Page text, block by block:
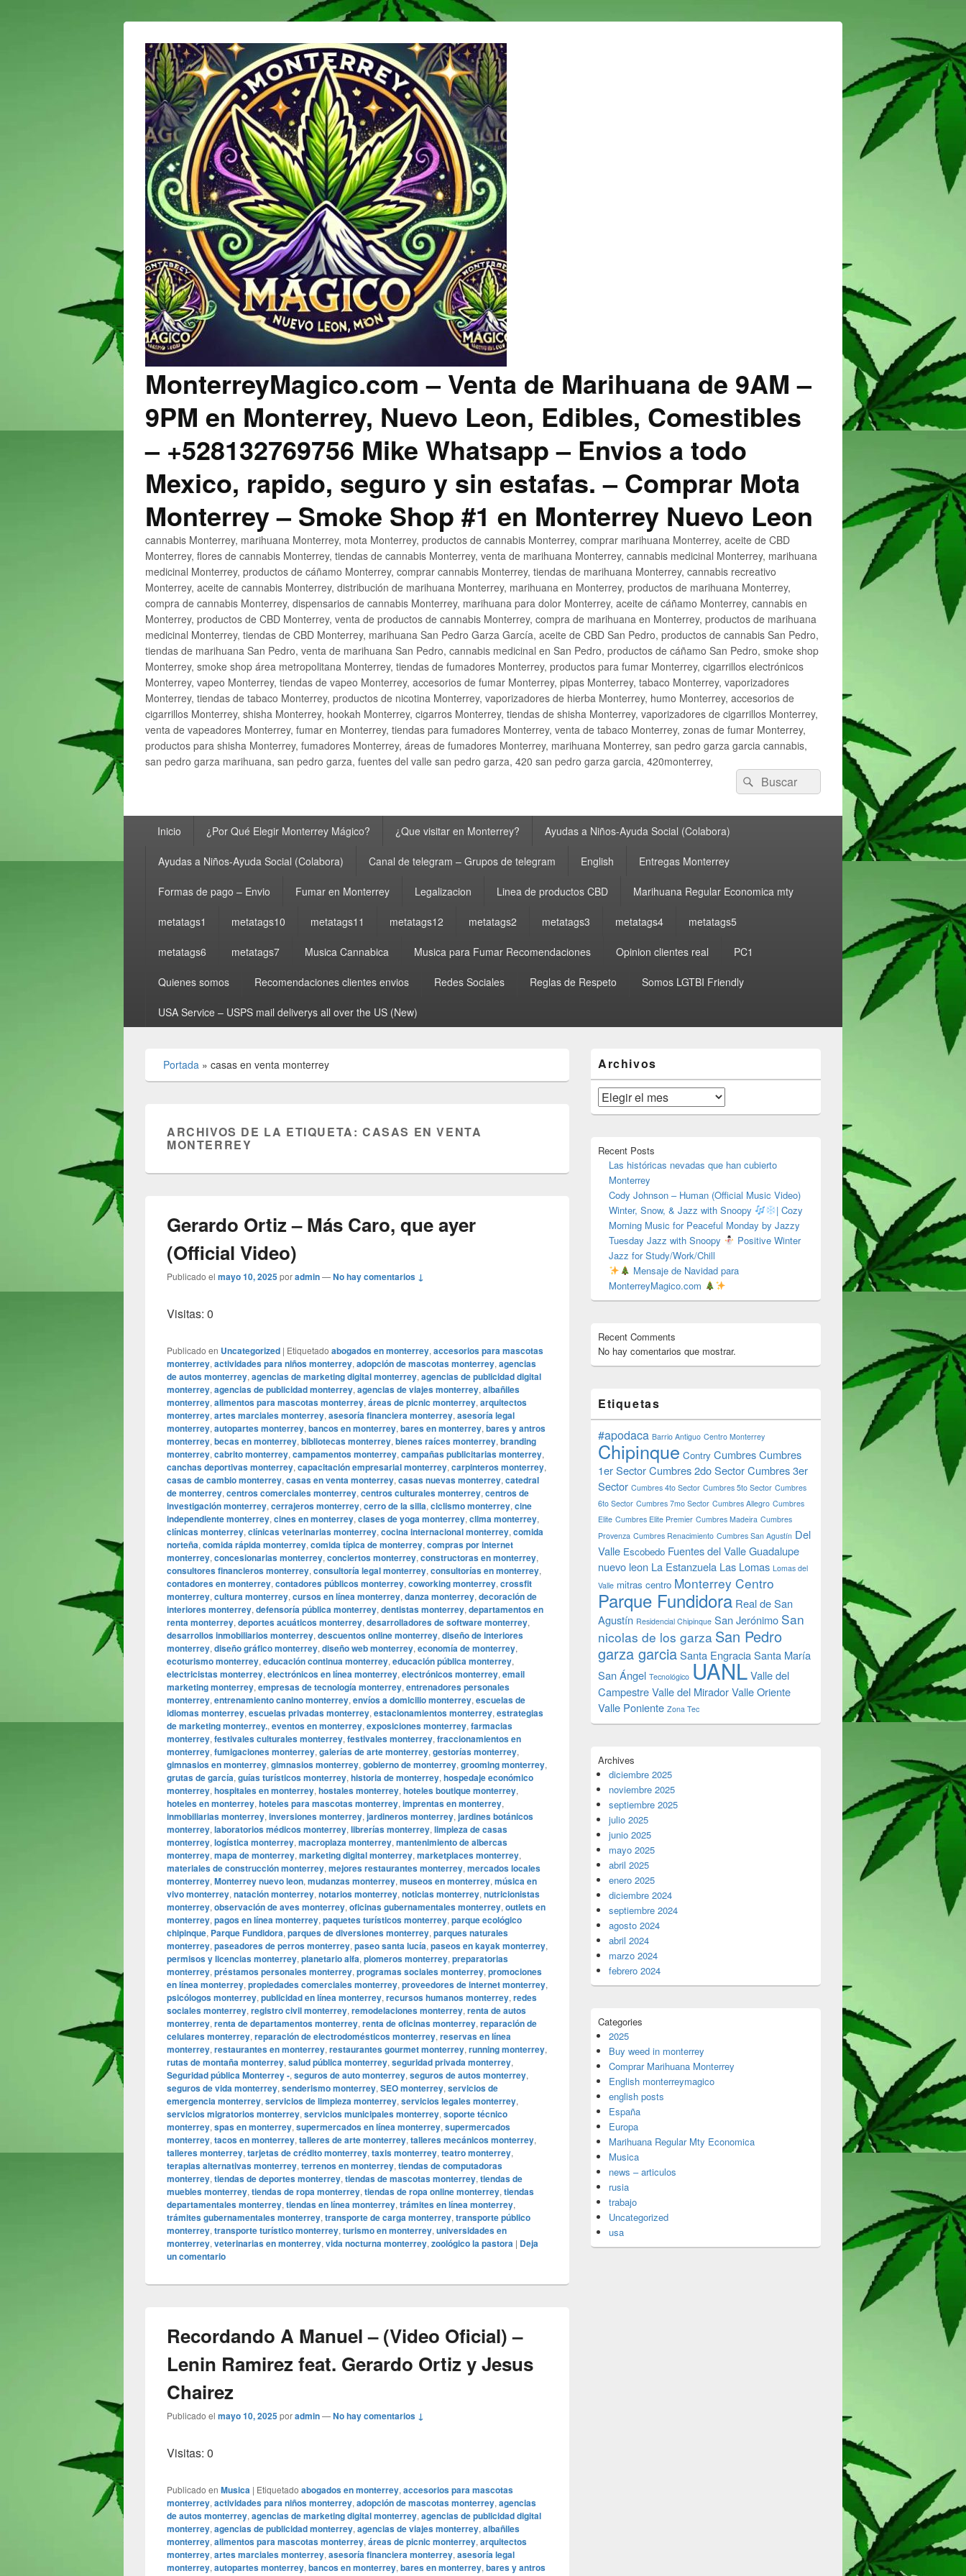
MonterreyMagico.com – Venta de Marihuana de 9AM –
9PM en Monterrey, Nuevo Leon, Edibles, Comestibles
– +528132769756 Mike Whatsapp – Envios a todo
Mexico, rapido, seguro y sin estafas. – Comprar Mota
Monterrey – Smoke Shop #1 en Monterrey Nuevo Leon
cannabis Monterrey, marihuana Monterrey, mota Monterrey, productos de cannabis Monterrey, comprar marihuana Monterrey, aceite de CBD
Monterrey, flores de cannabis Monterrey, tiendas de cannabis Monterrey, venta de marihuana Monterrey, cannabis medicinal Monterrey, marihuana
medicinal Monterrey, productos de cáñamo Monterrey, comprar cannabis Monterrey, tiendas de marihuana Monterrey, cannabis recreativo
Monterrey, aceite de cannabis Monterrey, distribución de marihuana Monterrey, marihuana en Monterrey, productos de marihuana Monterrey,
compra de cannabis Monterrey, dispensarios de cannabis Monterrey, marihuana para dolor Monterrey, aceite de cáñamo Monterrey, cannabis en
Monterrey, productos de CBD Monterrey, venta de productos de cannabis Monterrey, compra de marihuana en Monterrey, productos de marihuana
medicinal Monterrey, tiendas de CBD Monterrey, marihuana San Pedro Garza García, aceite de CBD San Pedro, productos de cannabis San Pedro,
tiendas de marihuana San Pedro, venta de marihuana San Pedro, cannabis medicinal en San Pedro, productos de cáñamo San Pedro, smoke shop
Monterrey, smoke shop área metropolitana Monterrey, tiendas de fumadores Monterrey, productos para fumar Monterrey, cigarrillos electrónicos
Monterrey, vapeo Monterrey, tiendas de vapeo Monterrey, accesorios de fumar Monterrey, pipas Monterrey, tabaco Monterrey, vaporizadores
Monterrey, tiendas de tabaco Monterrey, productos de nicotina Monterrey, vaporizadores de hierba Monterrey, humo Monterrey, accesorios de
cigarrillos Monterrey, shisha Monterrey, hookah Monterrey, cigarros Monterrey, tiendas de shisha Monterrey, vaporizadores de cigarrillos Monterrey,
venta de vapeadores Monterrey, fumar en Monterrey, tiendas para fumadores Monterrey, venta de tabaco Monterrey, zonas de fumar Monterrey,
productos para shisha Monterrey, fumadores Monterrey, áreas de fumadores Monterrey, marihuana Monterrey, san pedro garza garcia cannabis,
san pedro garza marihuana, san pedro garza, fuentes del valle san pedro garza, 420 san pedro garza garcia, 420monterrey,
Buscar
por:
Buscar
principalInicio ¿Por Qué Elegir Monterrey Mágico? ¿Que visitar en Monterrey? Ayudas a Niños-Ayuda Social (Colabora)
Ayudas a Niños-Ayuda Social (Colabora) Canal de telegram – Grupos de telegram English Entregas Monterrey
Formas de pago – Envio Fumar en Monterrey Legalizacion Linea de productos CBD Marihuana Regular Economica mty
metatags1 metatags10 metatags11 metatags12 metatags2 metatags3 metatags4 metatags5
metatags6 metatags7 Musica Cannabica Musica para Fumar Recomendaciones Opinion clientes real PC1
Quienes somos Recomendaciones clientes envios Redes Sociales Reglas de Respeto Somos LGTBI Friendly
USA Service – USPS mail deliverys all over the US (New)
Portada » casas en venta monterrey
ARCHIVOS DE LA ETIQUETA:CASAS EN VENTA
MONTERREY
Gerardo Ortiz – Más Caro, que ayer
(Official Video)
Publicado el mayo 10, 2025poradmin—No hay comentarios ↓
Visitas: 0
Publicado en Uncategorized | Etiquetado abogados en monterrey, accesorios para mascotas
monterrey, actividades para niños monterrey, adopción de mascotas monterrey, agencias
de autos monterrey, agencias de marketing digital monterrey, agencias de publicidad digital
monterrey, agencias de publicidad monterrey, agencias de viajes monterrey, albañiles
monterrey, alimentos para mascotas monterrey, áreas de picnic monterrey, arquitectos
monterrey, artes marciales monterrey, asesoría financiera monterrey, asesoría legal
monterrey, autopartes monterrey, bancos en monterrey, bares en monterrey, bares y antros
monterrey, becas en monterrey, bibliotecas monterrey, bienes raíces monterrey, branding
monterrey, cabrito monterrey, campamentos monterrey, campañas publicitarias monterrey,
canchas deportivas monterrey, capacitación empresarial monterrey, carpinteros monterrey,
casas de cambio monterrey, casas en venta monterrey, casas nuevas monterrey, catedral
de monterrey, centros comerciales monterrey, centros culturales monterrey, centros de
investigación monterrey, cerrajeros monterrey, cerro de la silla, ciclismo monterrey, cine
independiente monterrey, cines en monterrey, clases de yoga monterrey, clima monterrey,
clínicas monterrey, clínicas veterinarias monterrey, cocina internacional monterrey, comida
norteña, comida rápida monterrey, comida típica de monterrey, compras por internet
monterrey, concesionarias monterrey, conciertos monterrey, constructoras en monterrey,
consultores financieros monterrey, consultoría legal monterrey, consultorías en monterrey,
contadores en monterrey, contadores públicos monterrey, coworking monterrey, crossfit
monterrey, cultura monterrey, cursos en línea monterrey, danza monterrey, decoración de
interiores monterrey, defensoría pública monterrey, dentistas monterrey, departamentos en
renta monterrey, deportes acuáticos monterrey, desarrolladores de software monterrey,
desarrollos inmobiliarios monterrey, descuentos online monterrey, diseño de interiores
monterrey, diseño gráfico monterrey, diseño web monterrey, economía de monterrey,
ecoturismo monterrey, educación continua monterrey, educación pública monterrey,
electricistas monterrey, electrónicos en línea monterrey, electrónicos monterrey, email
marketing monterrey, empresas de tecnología monterrey, entrenadores personales
monterrey, entrenamiento canino monterrey, envíos a domicilio monterrey, escuelas de
idiomas monterrey, escuelas privadas monterrey, estacionamientos monterrey, estrategias
de marketing monterrey., eventos en monterrey, exposiciones monterrey, farmacias
monterrey, festivales culturales monterrey, festivales monterrey, fraccionamientos en
monterrey, fumigaciones monterrey, galerías de arte monterrey, gestorías monterrey,
gimnasios en monterrey, gimnasios monterrey, gobierno de monterrey, grooming monterrey,
grutas de garcía, guías turísticos monterrey, historia de monterrey, hospedaje económico
monterrey, hospitales en monterrey, hostales monterrey, hoteles boutique monterrey,
hoteles en monterrey, hoteles para mascotas monterrey, imprentas en monterrey,
inmobiliarias monterrey, inversiones monterrey, jardineros monterrey, jardines botánicos
monterrey, laboratorios médicos monterrey, librerías monterrey, limpieza de casas
monterrey, logística monterrey, macroplaza monterrey, mantenimiento de albercas
monterrey, mapa de monterrey, marketing digital monterrey, marketplaces monterrey,
materiales de construcción monterrey, mejores restaurantes monterrey, mercados locales
monterrey, Monterrey nuevo leon, mudanzas monterrey, museos en monterrey, música en
vivo monterrey, natación monterrey, notarios monterrey, noticias monterrey, nutricionistas
monterrey, observación de aves monterrey, oficinas gubernamentales monterrey, outlets en
monterrey, pagos en línea monterrey, paquetes turísticos monterrey, parque ecológico
chipinque, Parque Fundidora, parques de diversiones monterrey, parques naturales
monterrey, paseadores de perros monterrey, paseo santa lucía, paseos en kayak monterrey,
permisos y licencias monterrey, planetario alfa, plomeros monterrey, preparatorias
monterrey, préstamos personales monterrey, programas sociales monterrey, promociones
en línea monterrey, propiedades comerciales monterrey, proveedores de internet monterrey,
psicólogos monterrey, publicidad en línea monterrey, recursos humanos monterrey, redes
sociales monterrey, registro civil monterrey, remodelaciones monterrey, renta de autos
monterrey, renta de departamentos monterrey, renta de oficinas monterrey, reparación de
celulares monterrey, reparación de electrodomésticos monterrey, reservas en línea
monterrey, restaurantes en monterrey, restaurantes gourmet monterrey, running monterrey,
rutas de montaña monterrey, salud pública monterrey, seguridad privada monterrey,
Seguridad pública Monterrey -, seguros de auto monterrey, seguros de autos monterrey,
seguros de vida monterrey, senderismo monterrey, SEO monterrey, servicios de
emergencia monterrey, servicios de limpieza monterrey, servicios legales monterrey,
servicios migratorios monterrey, servicios municipales monterrey, soporte técnico
monterrey, spas en monterrey, supermercados en línea monterrey, supermercados
monterrey, tacos en monterrey, talleres de arte monterrey, talleres mecánicos monterrey,
talleres monterrey, tarjetas de crédito monterrey, taxis monterrey, teatro monterrey,
terapias alternativas monterrey, terrenos en monterrey, tiendas de computadoras
monterrey, tiendas de deportes monterrey, tiendas de mascotas monterrey, tiendas de
muebles monterrey, tiendas de ropa monterrey, tiendas de ropa online monterrey, tiendas
departamentales monterrey, tiendas en línea monterrey, trámites en línea monterrey,
trámites gubernamentales monterrey, transporte de carga monterrey, transporte público
monterrey, transporte turístico monterrey, turismo en monterrey, universidades en
monterrey, veterinarias en monterrey, vida nocturna monterrey, zoológico la pastora | Deja
un comentario
Recordando A Manuel – (Video Oficial) –
Lenin Ramirez feat. Gerardo Ortiz y Jesus
Chairez
Publicado el mayo 10, 2025poradmin—No hay comentarios ↓
Visitas: 0
Publicado en Musica | Etiquetado abogados en monterrey, accesorios para mascotas
monterrey, actividades para niños monterrey, adopción de mascotas monterrey, agencias
de autos monterrey, agencias de marketing digital monterrey, agencias de publicidad digital
monterrey, agencias de publicidad monterrey, agencias de viajes monterrey, albañiles
monterrey, alimentos para mascotas monterrey, áreas de picnic monterrey, arquitectos
monterrey, artes marciales monterrey, asesoría financiera monterrey, asesoría legal
monterrey, autopartes monterrey, bancos en monterrey, bares en monterrey, bares y antros
área
de
widget
barra
lateral
Archivos
Archivos
Recent Posts
Las históricas nevadas que han cubierto
Monterrey
Cody Johnson – Human (Official Music Video)
Winter, Snow, & Jazz with Snoopy
| Cozy
Morning Music for Peaceful Monday by Jazzy
Tuesday Jazz with Snoopy
Positive Winter
Jazz for Study/Work/Chill
Mensaje de Navidad para
MonterreyMagico.com
Recent Comments
No hay comentarios que mostrar.
Etiquetas
#apodaca Barrio Antiguo Centro Monterrey
Chipinque Contry CumbresCumbres
1er SectorCumbres 2do SectorCumbres 3er
Sector Cumbres 4to Sector Cumbres 5to Sector Cumbres
6to Sector Cumbres 7mo Sector Cumbres Allegro Cumbres
Elite Cumbres Elite Premier Cumbres Madeira Cumbres
Provenza Cumbres Renacimiento Cumbres San Agustín Del
Valle Escobedo Fuentes del ValleGuadalupe
nuevo leon La Estanzuela Las Lomas Lomas del
Valle mitras centro Monterrey Centro
Parque Fundidora Real de San
Agustín Residencial Chipinque San Jerónimo San
nicolas de los garza San Pedro
garza garciaSanta EngraciaSanta María
San Ángel Tecnológico UANLValle del
CampestreValle del MiradorValle Oriente
Valle Poniente Zona Tec
Archives
diciembre 2025
noviembre 2025
septiembre 2025
julio 2025
junio 2025
mayo 2025
abril 2025
enero 2025
diciembre 2024
septiembre 2024
agosto 2024
abril 2024
marzo 2024
febrero 2024
Categories
2025
Buy weed in monterrey
Comprar Marihuana Monterrey
English monterreymagico
english posts
España
Europa
Marihuana Regular Mty Economica
Musica
news – articulos
rusia
trabajo
Uncategorized
usa